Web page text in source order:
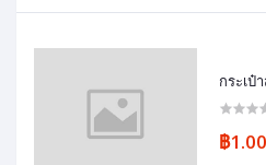
กระเป๋
฿1.00